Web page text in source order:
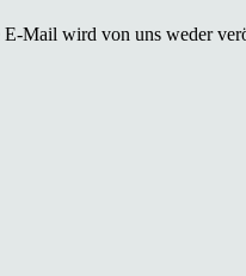
Mail wird von uns weder